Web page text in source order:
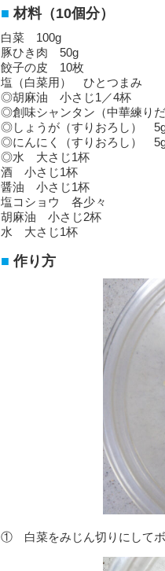
材料（10個分）
白菜 100g
豚ひき肉 50g
餃子の皮 10枚
塩（白菜用） ひとつまみ
◎胡麻油 小さじ1／4杯
◎創味シャンタン（中華練り
◎しょうが（すりおろし）
◎にんにく（すりおろし）
◎水 大さじ1杯
酒 小さじ1杯
醤油 小さじ1杯
塩コショウ 各少々
胡麻油 小さじ2杯
水 大さじ1杯
作り方
① 白菜をみじん切りにしてボ